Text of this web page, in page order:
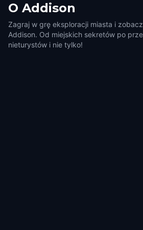
O Addison
Zagraj w grę eksploracji miasta i
Addison. Od miejskich sekretów po
nieturystów i nie tylko!